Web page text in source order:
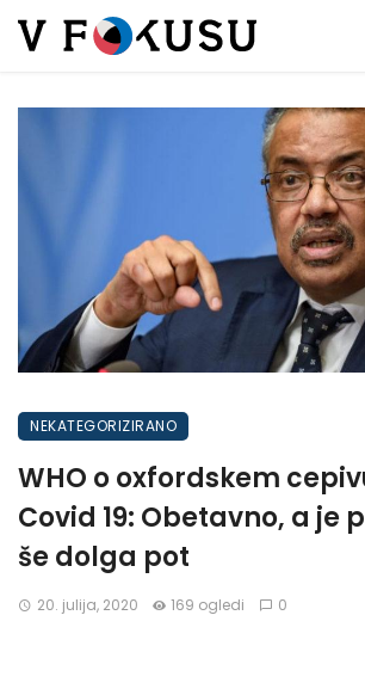
NEKATEGORIZIRANO
WHO o oxfordskem
Covid 19: Obetavno, a je
še dolga pot
20. julija, 2020 169 ogledi 0